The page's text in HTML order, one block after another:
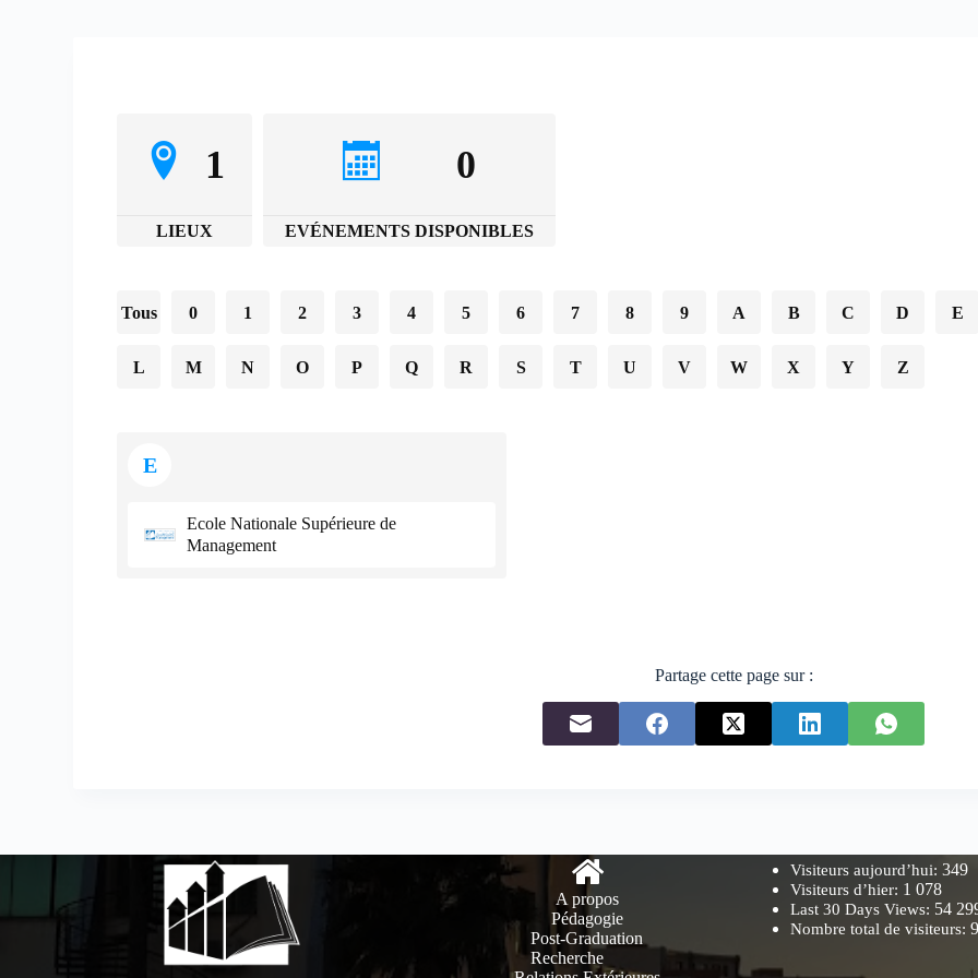
1
LIEUX
0
EVÉNEMENTS DISPONIBLES
Tous 0 1 2 3 4 5 6 7 8 9 A B C D E
L M N O P Q R S T U V W X Y Z
E
Ecole Nationale Supérieure de
Management
Partage cette page sur :
A propos
Pédagogie
Post-Graduation
Recherche
Visiteurs aujourd’hui:349
Visiteurs d’hier: 1 078
Last 30 Days Views: 54
Nombre total de visiteurs: